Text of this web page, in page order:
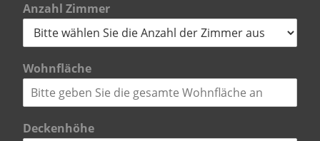
Anzahl Zimmer
Wohnfläche
Deckenhöhe